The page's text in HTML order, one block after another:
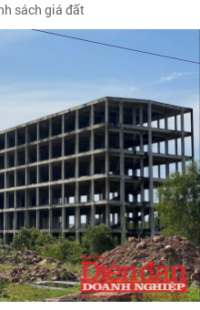
sách giá đất